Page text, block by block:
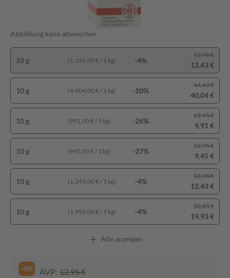
Abbildung kann abweichen
10 g (4.004,00 € / 1 kg) -10%
44,49 €
40,04 €
10 g (991,00 € / 1 kg) -26%
13,45 €
9,91 €
10 g (945,00 € / 1 kg) -27%
12,95 €
9,45 €
10 g (1.243,00 € / 1 kg) -4%
12,95 €
12,43 €
10 g (1.993,00 € / 1 kg) -4%
20,85 €
19,93 €
10 g (1.243,00 € / 1 kg) -4%
12,95 €
12,43 €
Alle anzeigen
-4% AVP: 12,95 €